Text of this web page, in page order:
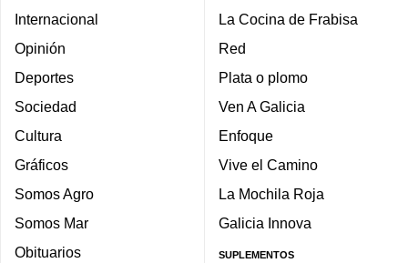
Internacional
Opinión
Deportes
Sociedad
Cultura
Gráficos
Somos Agro
Somos Mar
Obituarios
La Cocina de Frabisa
Red
Plata o plomo
Ven A Galicia
Enfoque
Vive el Camino
La Mochila Roja
Galicia Innova
SUPLEMENTOS